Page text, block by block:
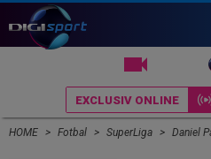
EXCLUSIV ONLINE
HOME Fotbal SuperLiga Daniel